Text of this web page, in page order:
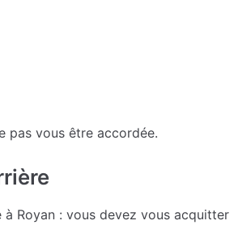
pas vous être accordée.
Royan : vous devez vous acquitter